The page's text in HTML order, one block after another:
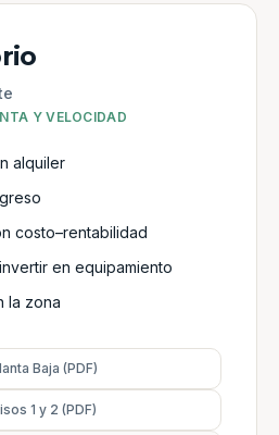
Y VELOCIDAD
alquiler
costo–rentabilidad
en equipamiento
la zona
Baja (PDF)
1 y 2 (PDF)